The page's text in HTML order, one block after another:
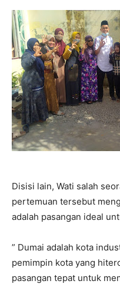
Disisi lain, Wati salah
pertemuan tersebut
adalah pasangan ideal
” Dumai adalah kota
pemimpin kota yang
pasangan tepat untuk